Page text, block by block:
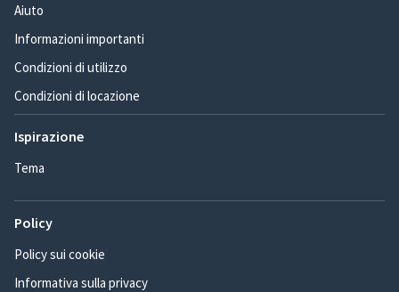
Aiuto
Informazioni importanti
Condizioni di utilizzo
Condizioni di locazione
Ispirazione
Tema
Policy
Policy sui cookie
Informativa sulla privacy